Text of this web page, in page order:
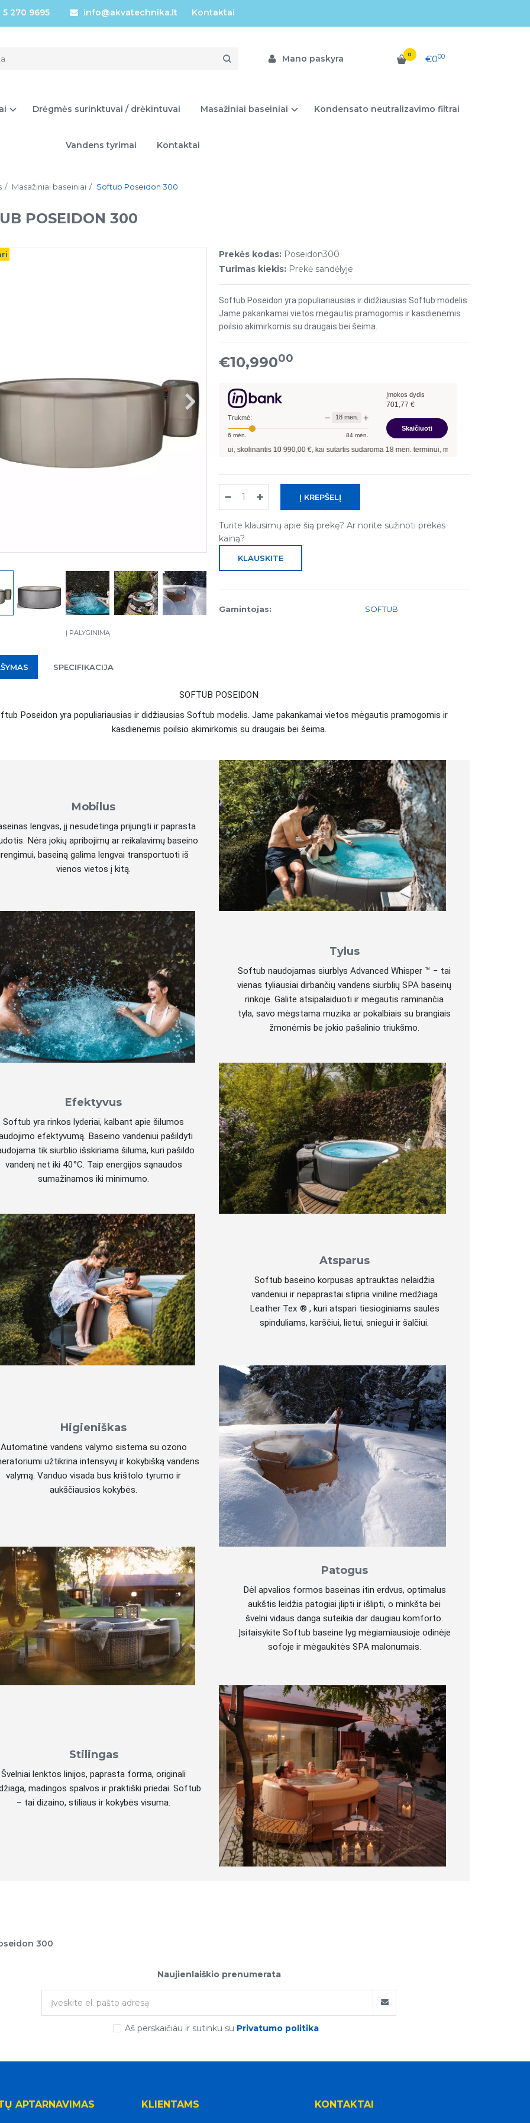
270 9695 info@akvatechnika.lt Kontaktai
Mano paskyra 0 €000
Drėgmės surinktuvai / drėkintuvai Masažiniai baseiniai Kondensato neutralizavimo filtrai
Vandens tyrimai Kontaktai
Masažiniai baseiniai Softub Poseidon 300
POSEIDON 300
Į PALYGINIMĄ
Prekės kodas: Poseidon300
Turimas kiekis: Prekė sandėlyje
Softub Poseidon yra populiariausias ir didžiausias Softub modelis.
Jame pakankamai vietos mėgautis pramogomis ir kasdienėmis
poilsio akimirkomis su draugais bei šeima.
€10,99000
Trukmė: − 18mėn. +
6 mėn. 84 mėn.
Įmokos dydis
701,77 €
Skaičiuoti
Pavyzdžiui, skolinantis 10 990,00€, kai sutartis sudaroma18mėn. terminui, metinė palūkanų norma –
Turite klausimų apie šią prekę? Ar norite sužinoti prekės
kainą?
KLAUSKITE
Gamintojas: SOFTUB
SPECIFIKACIJA
SOFTUB POSEIDON
Poseidon yra populiariausias ir didžiausias Softub modelis. Jame pakankamai vietos mėgautis pramogomis ir
kasdienėmis poilsio akimirkomis su draugais bei šeima.
Mobilus
lengvas, jį nesudėtinga prijungti ir paprasta
Nėra jokių apribojimų ar reikalavimų baseino
baseiną galima lengvai transportuoti iš
vienos vietos į kitą.
Tylus
Softub naudojamas siurblys Advanced Whisper ™ − tai
vienas tyliausiai dirbančių vandens siurblių SPA baseinų
rinkoje. Galite atsipalaiduoti ir mėgautis raminančia
tyla, savo mėgstama muzika ar pokalbiais su brangiais
žmonėmis be jokio pašalinio triukšmo.
Efektyvus
Softub yra rinkos lyderiai, kalbant apie šilumos
efektyvumą. Baseino vandeniui pašildyti
tik siurblio išskiriama šiluma, kuri pašildo
vandenį net iki 40°C. Taip energijos sąnaudos
sumažinamos iki minimumo.
Atsparus
Softub baseino korpusas aptrauktas nelaidžia
vandeniui ir nepaprastai stipria viniline medžiaga
Leather Tex ® , kuri atspari tiesioginiams saulės
spinduliams, karščiui, lietui, sniegui ir šalčiui.
Higieniškas
Automatinė vandens valymo sistema su ozono
užtikrina intensyvų ir kokybišką vandens
valymą. Vanduo visada bus krištolo tyrumo ir
aukščiausios kokybės.
Patogus
Dėl apvalios formos baseinas itin erdvus, optimalus
aukštis leidžia patogiai įlipti ir išlipti, o minkšta bei
švelni vidaus danga suteikia dar daugiau komforto.
Įsitaisykite Softub baseine lyg mėgiamiausioje odinėje
sofoje ir mėgaukitės SPA malonumais.
Stilingas
Švelniai lenktos linijos, paprasta forma, originali
madingos spalvos ir praktiški priedai. Softub
– tai dizaino, stiliaus ir kokybės visuma.
300
Naujienlaiškio prenumerata
Aš perskaičiau ir sutinku su Privatumo politika
APTARNAVIMAS KLIENTAMS KONTAKTAI